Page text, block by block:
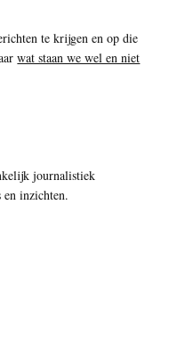
te krijgen en op die
wat staan we wel en niet
journalistiek
en inzichten.